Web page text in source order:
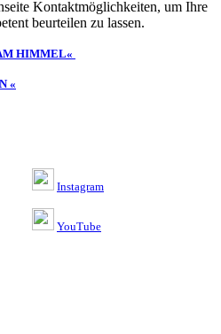
Kontaktmöglichkeiten, um Ihre
beurteilen zu lassen.
HIMMEL«
«
Instagram
YouTube